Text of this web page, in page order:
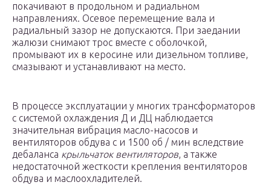
покачивают в продольном и радиальном
направлениях. Осевое перемещение вала и
радиальный зазор не допускаются. При заедании
жалюзи снимают трос вместе с оболочкой,
промывают их в керосине или дизельном топливе,
смазывают и устанавливают на место.
В процессе эксплуатации у многих трансформаторов
с системой охлаждения Д и ДЦ наблюдается
значительная вибрация масло-насосов и
вентиляторов обдува с и 1500 об / мин вследствие
дебаланса крыльчаток вентиляторов, а также
недостаточной жесткости крепления вентиляторов
обдува и маслоохладителей.